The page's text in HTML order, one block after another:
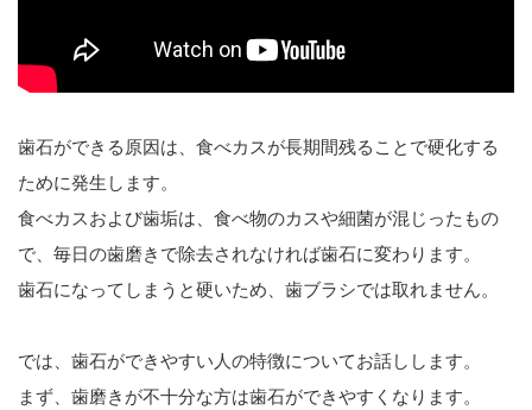
歯石ができる原因は、食べカスが長期間残ることで硬化する
ために発生します。
食べカスおよび歯垢は、食べ物のカスや細菌が混じったもの
で、毎日の歯磨きで除去されなければ歯石に変わります。
歯石になってしまうと硬いため、歯ブラシでは取れません。
では、歯石ができやすい人の特徴についてお話しします。
まず、歯磨きが不十分な方は歯石ができやすくなります。